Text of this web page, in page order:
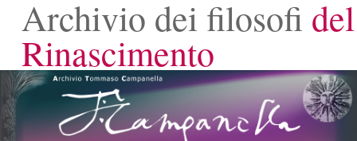
Archivio dei filosofi del
Rinascimento